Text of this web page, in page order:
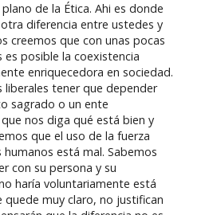
de la Ética. Ahi es donde
diferencia entre ustedes y
creemos que con unas pocas
es posible la coexistencia
enriquecedora en sociedad.
liberales tener que depender
sagrado o un ente
nos diga qué está bien y
que el uso de la fuerza
está mal. Sabemos
con su persona y su
haría voluntariamente está
quede muy claro, no justifican